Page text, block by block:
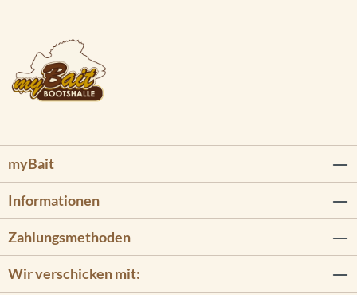
myBait
Informationen
Zahlungsmethoden
Wir verschicken mit: